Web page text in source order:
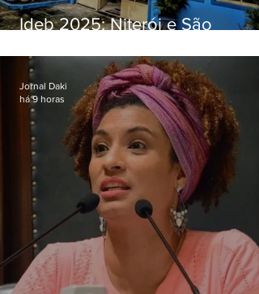
Ideb 2025: Niterói e São
distintos no ensino médio; veja
Jornal Daki
há 9 horas